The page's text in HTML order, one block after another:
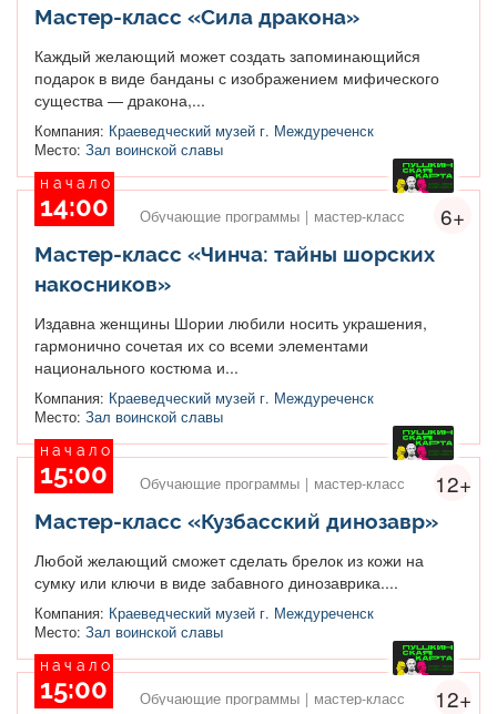
Мастер-класс «Сила дракона»
Каждый желающий может создать запоминающийся
подарок в виде банданы с изображением мифического
существа — дракона,...
Компания: Краеведческий музей г. Междуреченск
Место: Зал воинской славы
6+
начало
14:00 Обучающие программы | мастер-класс
Мастер-класс «Чинча: тайны шорских
накосников»
Издавна женщины Шории любили носить украшения,
гармонично сочетая их со всеми элементами
национального костюма и...
Компания: Краеведческий музей г. Междуреченск
Место: Зал воинской славы
12+
начало
15:00 Обучающие программы | мастер-класс
Мастер-класс «Кузбасский динозавр»
Любой желающий сможет сделать брелок из кожи на
сумку или ключи в виде забавного динозаврика....
Компания: Краеведческий музей г. Междуреченск
Место: Зал воинской славы
12+
начало
15:00 Обучающие программы | мастер-класс